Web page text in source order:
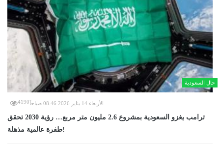
حال السعودية
الأربعاء 14 يناير 2026 08:46 صباحاً 4190
ترامب يغزو السعودية بمشروع 2.6 مليون متر مربع… رؤية 2030 تحقق
طفرة عالمية مذهلة!